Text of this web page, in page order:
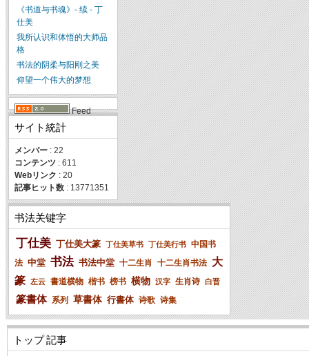
《书道与书魂》- 续 - 丁
仕美
我所认识和体悟的大师品
格
书法的阴柔与阳刚之美
仰望一个伟大的梦想
Feed
サイト統計
メンバー : 22
コンテンツ : 611
Webリンク : 20
記事ヒット数 : 13771351
书法关键字
丁仕美 丁仕美大篆 丁仕美草书 丁仕美行书 中国书
法 中堂 书法 书法中堂 十二生肖 十二生肖书法 大
篆 左云 書道横物 楷书 榜书 横物 汉字 生肖诗 白晋
篆書体 系列 草書体 行書体 诗歌 诗集
トップ 記事